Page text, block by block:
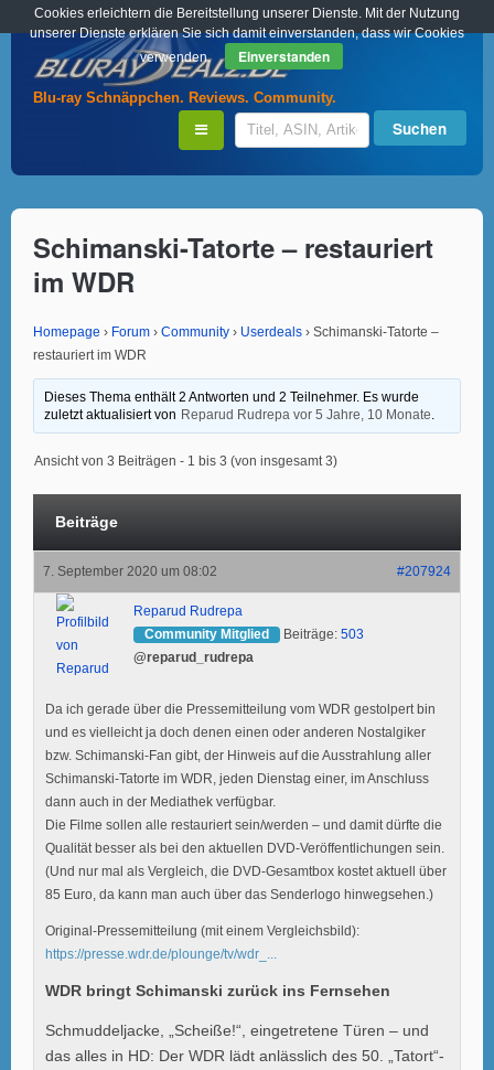
Blu-ray Schnäppchen. Reviews. Community.
Schimanski-Tatorte – restauriert
im WDR
Homepage › Forum › Community › Userdeals › Schimanski-Tatorte –
restauriert im WDR
Dieses Thema enthält 2 Antworten und 2 Teilnehmer. Es wurde
zuletzt aktualisiert von Reparud Rudrepa vor 5 Jahre, 10 Monate
Ansicht von 3 Beiträgen - 1 bis 3 (von insgesamt 3)
Beiträge
7. September 2020 um 08:02 #207924
Reparud Rudrepa
Community Mitglied
Beiträge: 503
@reparud_rudrepa
Da ich gerade über die Pressemitteilung vom WDR gestolpert bin
und es vielleicht ja doch denen einen oder anderen Nostalgiker
bzw. Schimanski-Fan gibt, der Hinweis auf die Ausstrahlung aller
Schimanski-Tatorte im WDR, jeden Dienstag einer, im Anschluss
dann auch in der Mediathek verfügbar.
Die Filme sollen alle restauriert sein/werden – und damit dürfte die
Qualität besser als bei den aktuellen DVD-Veröffentlichungen sein.
(Und nur mal als Vergleich, die DVD-Gesamtbox kostet aktuell über
85 Euro, da kann man auch über das Senderlogo hinwegsehen.)
Original-Pressemitteilung (mit einem Vergleichsbild):
https://presse.wdr.de/plounge/tv/wdr_...
WDR bringt Schimanski zurück ins Fernsehen
Schmuddeljacke, „Scheiße!“, eingetretene Türen – und
das alles in HD: Der WDR lädt anlässlich des 50. „Tatort“-
Cookies erleichtern die Bereitstellung unserer Dienste. Mit der Nutzung
unserer Dienste erklären Sie sich damit einverstanden, dass wir Cookies
verwenden.
Einverstanden